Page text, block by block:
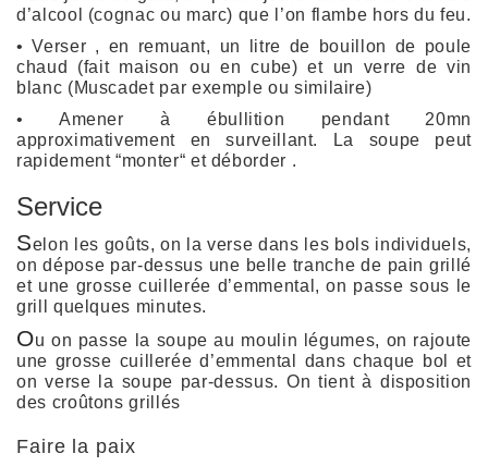
d’alcool (cognac ou marc) que l’on flambe hors du feu.
• Verser , en remuant, un litre de bouillon de poule
chaud (fait maison ou en cube) et un verre de vin
blanc (Muscadet par exemple ou similaire)
• Amener à ébullition pendant 20mn
approximativement en surveillant. La soupe peut
rapidement “monter“ et déborder .
Service
Selon les goûts, on la verse dans les bols individuels,
on dépose par-dessus une belle tranche de pain grillé
et une grosse cuillerée d’emmental, on passe sous le
grill quelques minutes.
Ou on passe la soupe au moulin légumes, on rajoute
une grosse cuillerée d’emmental dans chaque bol et
on verse la soupe par-dessus. On tient à disposition
des croûtons grillés
Faire la paix